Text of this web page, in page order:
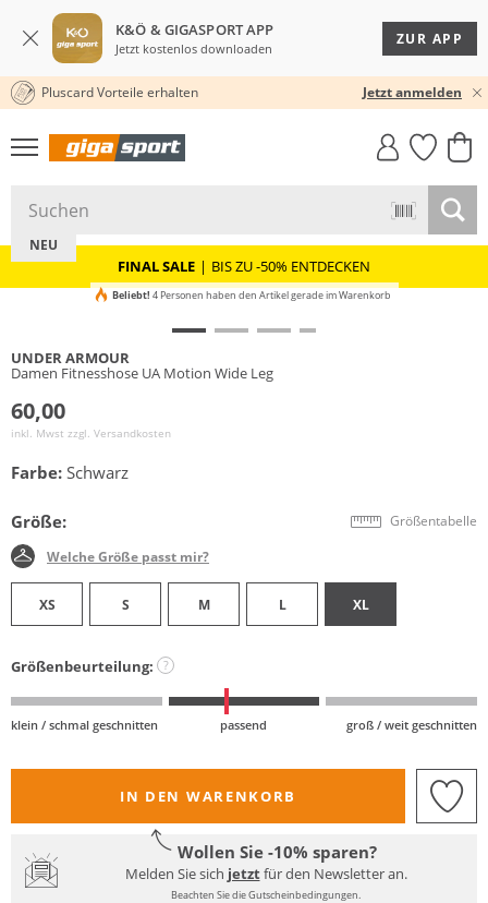
K&Ö & GIGASPORT APP
Jetzt kostenlos downloaden
ZUR APP
KOSTENLOSER VERSAND* & RÜCKVERSAND
30 TAGE RÜCKGABERECHT
Pluscard Vorteile erhalten Jetzt anmelden
GIGASTYLE
FAHRRAD­
MUST-HAVE
FINAL SALE | BIS ZU -50% ENTDECKEN
NEU
Beliebt! 4 Personen haben den Artikel gerade im Warenkorb
UNDER ARMOUR
Damen Fitnesshose UA Motion Wide Leg
60,00
inkl. Mwst zzgl. Versandkosten
Farbe: Schwarz
Größe: Größentabelle
Welche Größe passt mir?
XS S M L XL
Größenbeurteilung: ?
klein / schmal geschnitten passend groß / weit geschnitten
IN DEN WARENKORB
Wollen Sie -10% sparen?
Melden Sie sich jetztfür den Newsletter an.
Beachten Sie die Gutscheinbedingungen.